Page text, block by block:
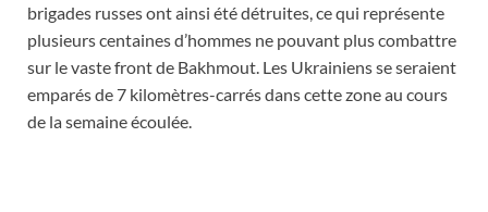
brigades russes ont ainsi été détruites, ce qui représente
plusieurs centaines d’hommes ne pouvant plus combattre
sur le vaste front de Bakhmout. Les Ukrainiens se seraient
emparés de 7 kilomètres-carrés dans cette zone au cours
de la semaine écoulée.